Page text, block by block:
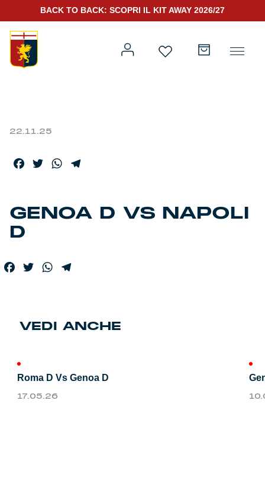
Prima squadra
Kit Gara 2026/27
Training
Kit Gara 25/26
Urban Collection
Sebago x Genoa
BACK TO BACK: SCOPRI IL KIT AWAY 2026/27
22.11.25
Facebook
TwitterWhatsApp
GENOA D VS NAPOLI
D
Facebook
TwitterWhatsApp
VEDI ANCHE
Roma D Vs Genoa D
17.05.26